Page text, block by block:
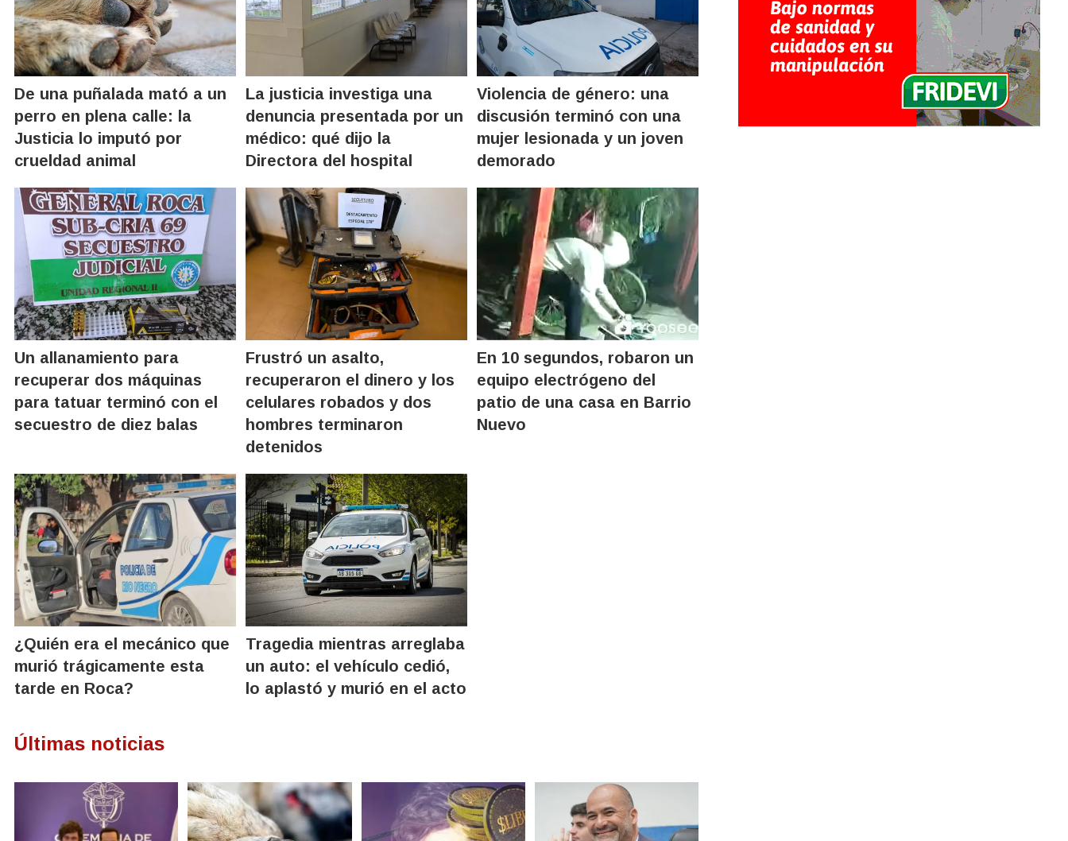
De una puñalada mató a un
perro en plena calle: la
Justicia lo imputó por
crueldad animal
La justicia investiga una
denuncia presentada por un
médico: qué dijo la
Directora del hospital
Violencia de género: una
discusión terminó con una
mujer lesionada y un joven
demorado
Un allanamiento para
recuperar dos máquinas
para tatuar terminó con el
secuestro de diez balas
Frustró un asalto,
recuperaron el dinero y los
celulares robados y dos
hombres terminaron
detenidos
En 10 segundos, robaron un
equipo electrógeno del
patio de una casa en Barrio
Nuevo
¿Quién era el mecánico que
murió trágicamente esta
tarde en Roca?
Tragedia mientras arreglaba
un auto: el vehículo cedió,
lo aplastó y murió en el acto
Últimas noticias